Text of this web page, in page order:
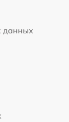
данных